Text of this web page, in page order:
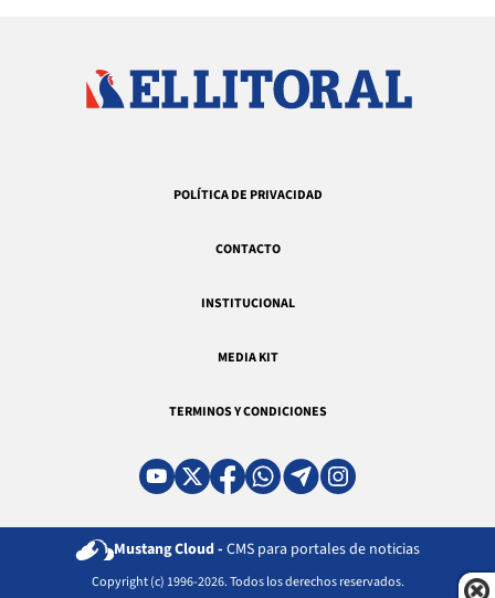
POLÍTICA DE PRIVACIDAD
CONTACTO
INSTITUCIONAL
MEDIA KIT
TERMINOS Y CONDICIONES
Mustang Cloud - CMS para portales de noticias
Copyright (c) 1996-2026. Todos los derechos reservados.